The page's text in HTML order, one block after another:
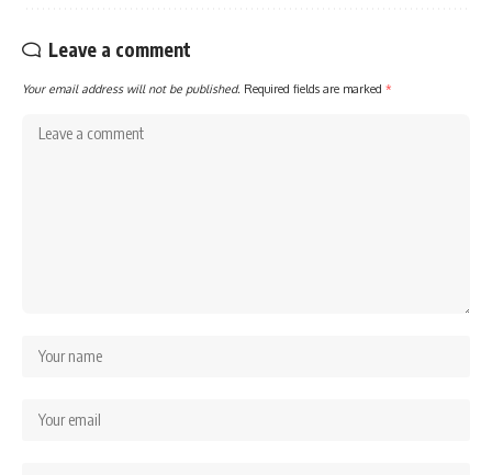
Leave a comment
Your email address will not be published. Required fields are marked *